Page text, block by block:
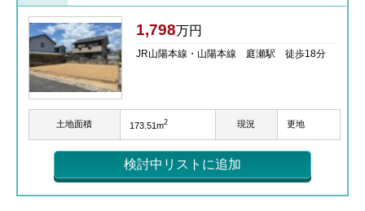
1,798万円
JR山陽本線・山陽本線 庭瀬駅 徒歩18分
土地面積 173.51m2 現況 更地
検討中リストに追加